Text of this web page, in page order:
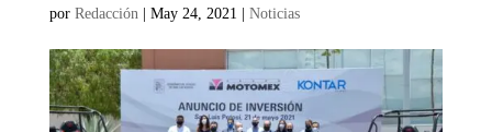
por Redacción | May 24, 2021 | Noticias